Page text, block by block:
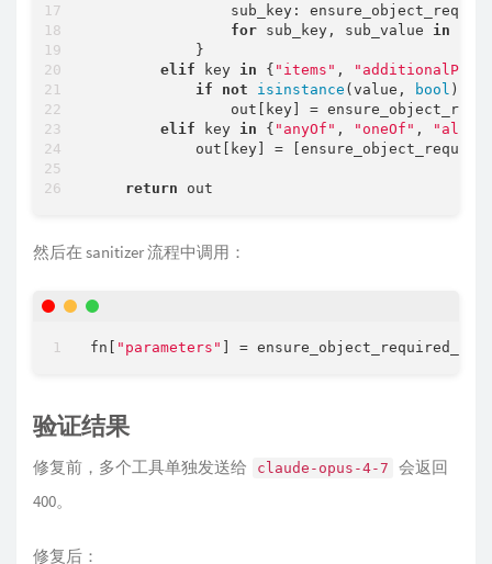
sub_key:
for sub_key, sub_value in
            }
elif key in { "items" ,
if
not isinstance (value, bool ):
out[key] =
elif key in { "anyOf" , "oneOf" ,
out[key] =
return
然后在 sanitizer 流程中调用：
fn[ "parameters" ] =
验证结果
修复前，多个工具单独发送给 claude-opus-4-7
会返回
400。
修复后：